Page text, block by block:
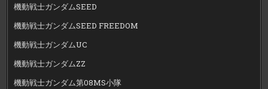
機動戦士ガンダムSEED
機動戦士ガンダムSEED FREEDOM
機動戦士ガンダムUC
機動戦士ガンダムZZ
機動戦士ガンダム第08MS小隊